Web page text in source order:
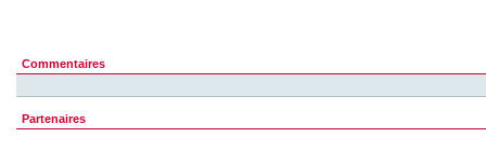
Commentaires
Partenaires